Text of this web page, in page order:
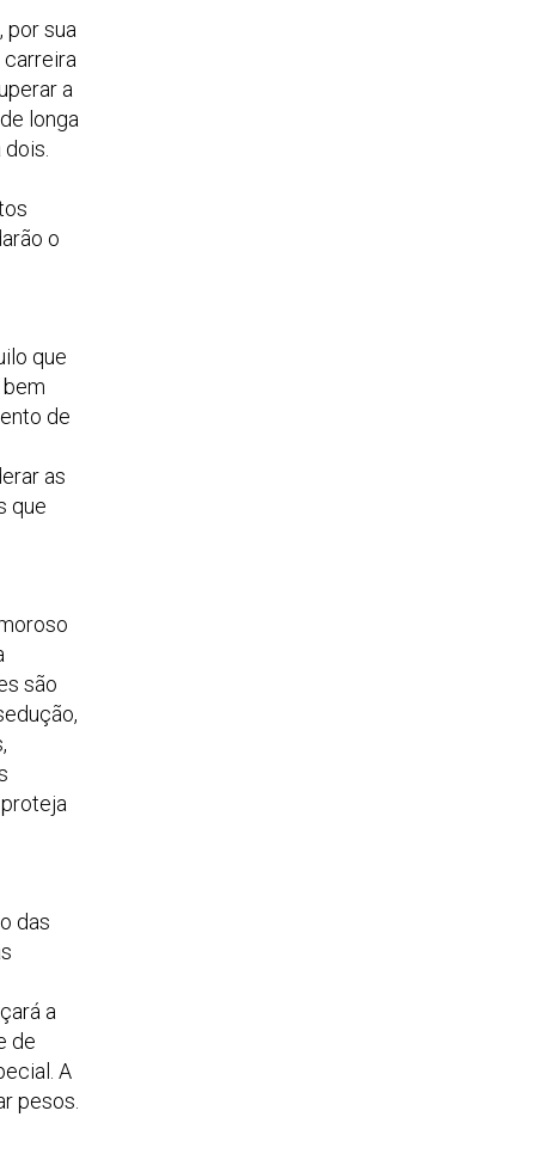
por sua
carreira
a
longa
o
que
de
as
que
são
das
a
de
A
pesos.